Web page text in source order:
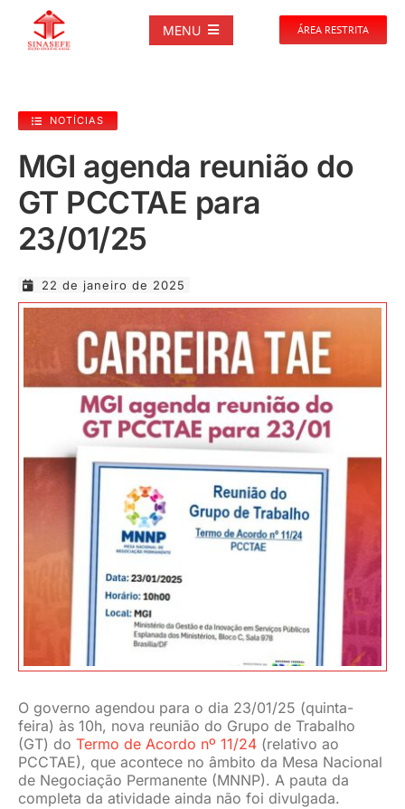
MENU
NOTÍCIAS
PUBLICAÇÕES
DOCUMENTOS
GALERIAS
EVENTOS
JURÍDICO
CONTATO
ÁREA RESTRITA
NOTÍCIAS
MGI agenda reunião do
GT PCCTAE para
23/01/25
22 de janeiro de 2025
O governo agendou para o dia 23/01/25 (quinta-
feira) às 10h, nova reunião do Grupo de Trabalho
(GT) do Termo de Acordo nº 11/24(relativo ao
PCCTAE), que acontece no âmbito da Mesa Nacional
de Negociação Permanente (MNNP). A pauta da
completa da atividade ainda não foi divulgada.